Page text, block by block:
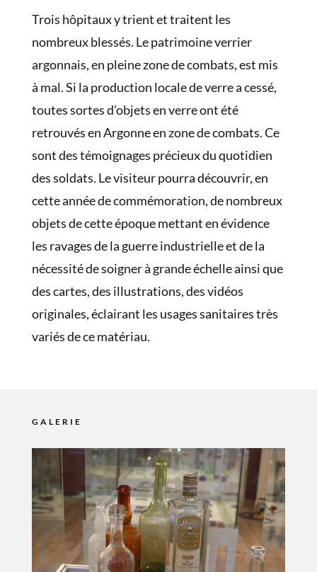
Trois hôpitaux y trient et traitent les
nombreux blessés. Le patrimoine verrier
argonnais, en pleine zone de combats, est mis
à mal. Si la production locale de verre a cessé,
toutes sortes d’objets en verre ont été
retrouvés en Argonne en zone de combats. Ce
sont des témoignages précieux du quotidien
des soldats. Le visiteur pourra découvrir, en
cette année de commémoration, de nombreux
objets de cette époque mettant en évidence
les ravages de la guerre industrielle et de la
nécessité de soigner à grande échelle ainsi que
des cartes, des illustrations, des vidéos
originales, éclairant les usages sanitaires très
variés de ce matériau.
GALERIE